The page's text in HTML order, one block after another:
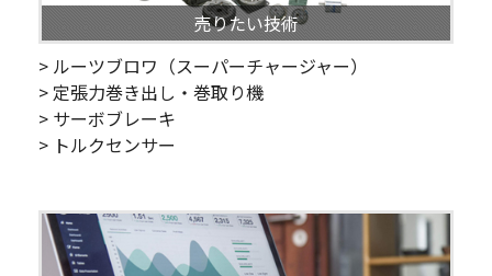
売りたい技術
> ルーツブロワ（スーパーチャージャー）
> 定張力巻き出し・巻取り機
> サーボブレーキ
> トルクセンサー